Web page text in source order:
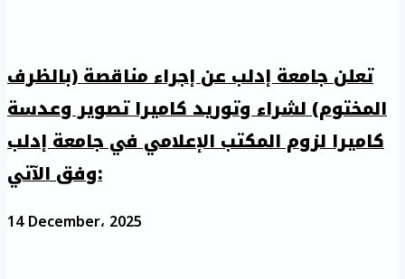
تعلن جامعة إدلب عن إجراء مناقصة (بالظرف
المختوم) لشراء وتوريد كاميرا تصوير وعدسة
كاميرا لزوم المكتب الإعلامي في جامعة إدلب
وفق الآتي:
14 December، 2025